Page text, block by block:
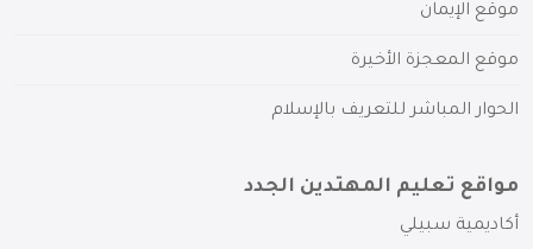
موقع الإيمان
موقع المعجزة الأخيرة
الحوار المباشر للتعريف بالإسلام
مواقع تعليم المهتدين الجدد
أكاديمية سبيلي